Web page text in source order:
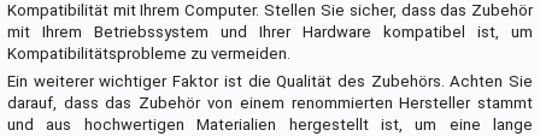
Kompatibilität mit Ihrem Computer. Stellen Sie sicher, dass das Zubehör
mit Ihrem Betriebssystem und Ihrer Hardware kompatibel ist, um
Kompatibilitätsprobleme zu vermeiden.
Ein weiterer wichtiger Faktor ist die Qualität des Zubehörs. Achten Sie
darauf, dass das Zubehör von einem renommierten Hersteller stammt
und aus hochwertigen Materialien hergestellt ist, um eine lange